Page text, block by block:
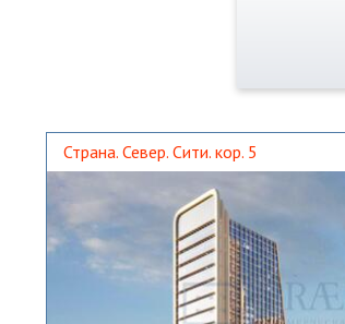
Страна. Север. Сити. кор. 5